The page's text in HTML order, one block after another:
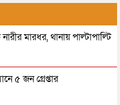
মারধর, থানায় পাল্টাপাল্টি
৫ জন গ্রেপ্তার